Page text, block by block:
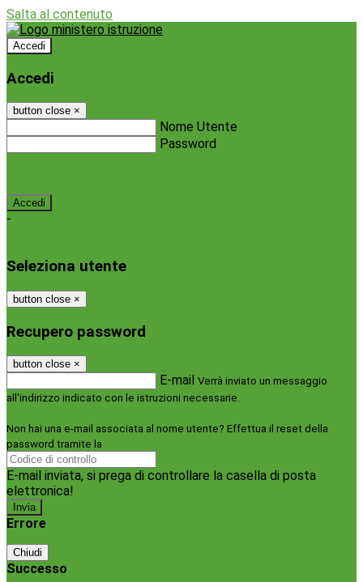
Salta al contenuto
Accedi
Accedi
button close ×
Nome Utente
Password
-
Seleziona utente
button close ×
Recupero password
button close ×
E-mail Verrà inviato un messaggio
all'indirizzo indicato con le istruzioni necessarie.
Non hai una e-mail associata al nome utente? Effettua il reset della
password tramite la
E-mail inviata, si prega di controllare la casella di posta
elettronica!
Errore
Chiudi
Successo